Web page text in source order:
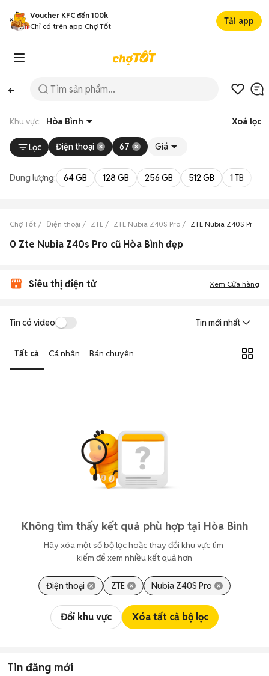
Voucher KFC đến 100k
Chỉ có trên app Chợ Tốt
Tải app
Khu vực: Hòa Bình Xoá lọc
Lọc Điện thoại 67 Giá
Dung lượng: 64 GB 128 GB 256 GB 512 GB 1 TB
Chợ Tốt Điện thoại ZTE ZTE Nubia Z40S Pro ZTE Nubia Z40S Pro
0 Zte Nubia Z40s Pro cũ Hòa Bình đẹp
Siêu thị điện tử Xem Cửa hàng
Tin có video Tin mới nhất
Tất cả Cá nhân Bán chuyên
Không tìm thấy kết quả phù hợp tại Hòa Bình
Hãy xóa một số bộ lọc hoặc thay đổi khu vực tìm
kiếm để xem nhiều kết quả hơn
Điện thoại ZTE Nubia Z40S Pro
Đổi khu vực Xóa tất cả bộ lọc
Tin đăng mới